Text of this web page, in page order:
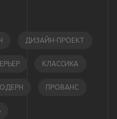
ДИЗАЙН-ПРОЕКТ
КЛАССИКА
ПРОВАНС